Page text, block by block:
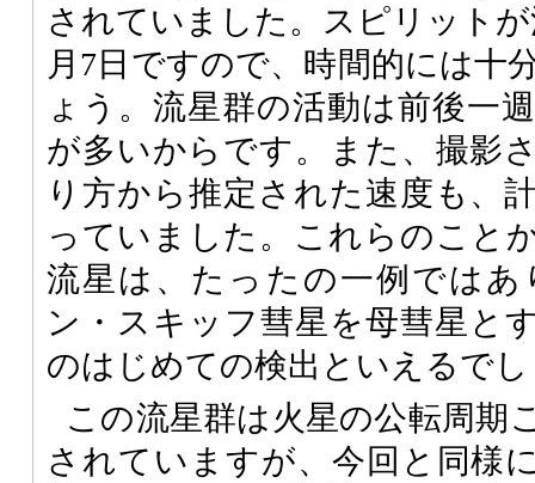
されていました。スピリット
月7日ですので、時間的には十
ょう。流星群の活動は前後一
が多いからです。また、撮影
り方から推定された速度も、
っていました。これらのこと
流星は、たったの一例では
ン・スキッフ彗星を母彗星と
のはじめての検出といえるで
この流星群は火星の公転周期
されていますが、今回と同様